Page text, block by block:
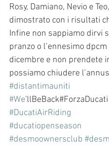
Rosy, Damiano, Nevio e
dimostrato con i risultati
Infine non sappiamo dirvi
pranzo o l’ennesimo
dicembre e non prendete
possiamo chiudere
#distantimauniti
#We'llBeBack#ForzaDucati
#DucatiAirRiding
#ducatiopenseason
#desmoownersclub